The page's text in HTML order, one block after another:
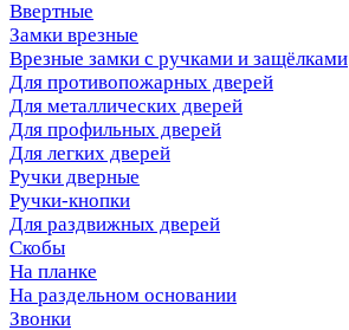
Ввертные
Замки врезные
Врезные замки с ручками и защёлками
Для противопожарных дверей
Для металлических дверей
Для профильных дверей
Для легких дверей
Ручки дверные
Ручки-кнопки
Для раздвижных дверей
Скобы
На планке
На раздельном основании
Звонки